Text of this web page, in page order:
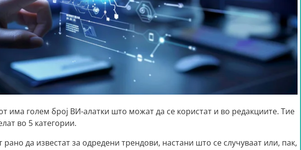
има голем број ВИ-алатки што можат да се користат и во редакциите. Тие
во 5 категории.
да известат за одредени трендови, настани што се случуваат или, пак,